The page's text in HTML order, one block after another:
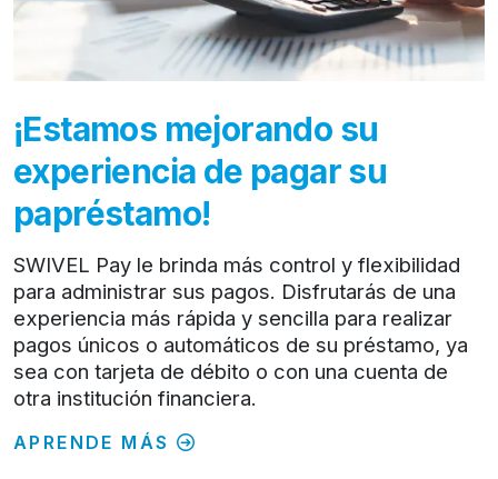
¡Estamos mejorando su
experiencia de pagar su
papréstamo!
SWIVEL Pay le brinda más control y flexibilidad
para administrar sus pagos. Disfrutarás de una
experiencia más rápida y sencilla para realizar
pagos únicos o automáticos de su préstamo, ya
sea con tarjeta de débito o con una cuenta de
otra institución financiera.
APRENDE MÁS